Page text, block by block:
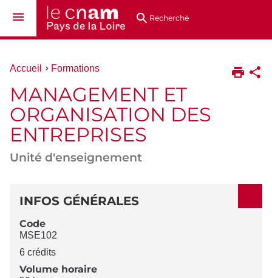
au
directsRecherche
Vous
ici :
Accueil Formations
MANAGEMENT ET
ORGANISATION DES
ENTREPRISES
Unité d'enseignement
DÉTAILS
INFOS GÉNÉRALES
Code
MSE102
6 crédits
Volume horaire